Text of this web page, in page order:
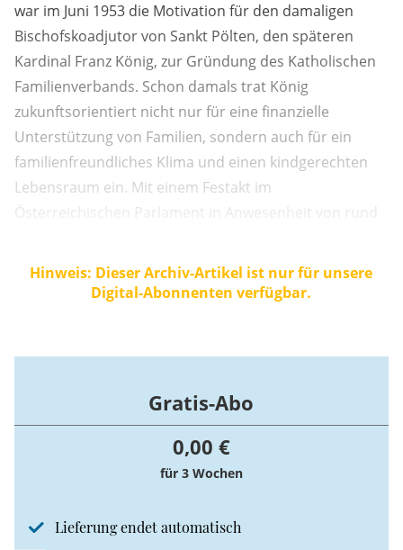
war im Juni 1953 die Motivation für den damaligen
Bischofskoadjutor von Sankt Pölten, den späteren
Kardinal Franz König, zur Gründung des Katholischen
Familienverbands. Schon damals trat König
zukunftsorientiert nicht nur für eine finanzielle
Unterstützung von Familien, sondern auch für ein
familienfreundliches Klima und einen kindgerechten
Lebensraum ein. Mit einem Festakt im
Österreichischen Parlament in Anwesenheit von rund
Familienverband Österreich nun seinen siebzigsten
Geburtstag.
Hinweis: Dieser Archiv-Artikel ist nur für unsere
Digital-Abonnenten verfügbar.
Gratis-Abo
0,00 €
für 3 Wochen
Lieferung endet automatisch